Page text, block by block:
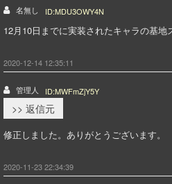
名無し ID:MDU3OWY4N
12月10日までに実装されたキャラの基地
2020-12-14 12:35:11
管理人 ID:MWFmZjY5Y
>> 返信元
修正しました。ありがとうございます。
2020-11-23 22:34:39